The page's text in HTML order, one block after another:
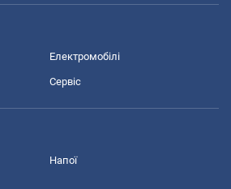
Електромобілі
Сервіс
Напої